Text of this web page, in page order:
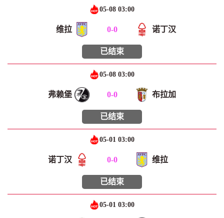
05-08 03:00
维拉 0-0 诺丁汉
已结束
05-08 03:00
弗赖堡 0-0 布拉加
已结束
05-01 03:00
诺丁汉 0-0 维拉
已结束
05-01 03:00